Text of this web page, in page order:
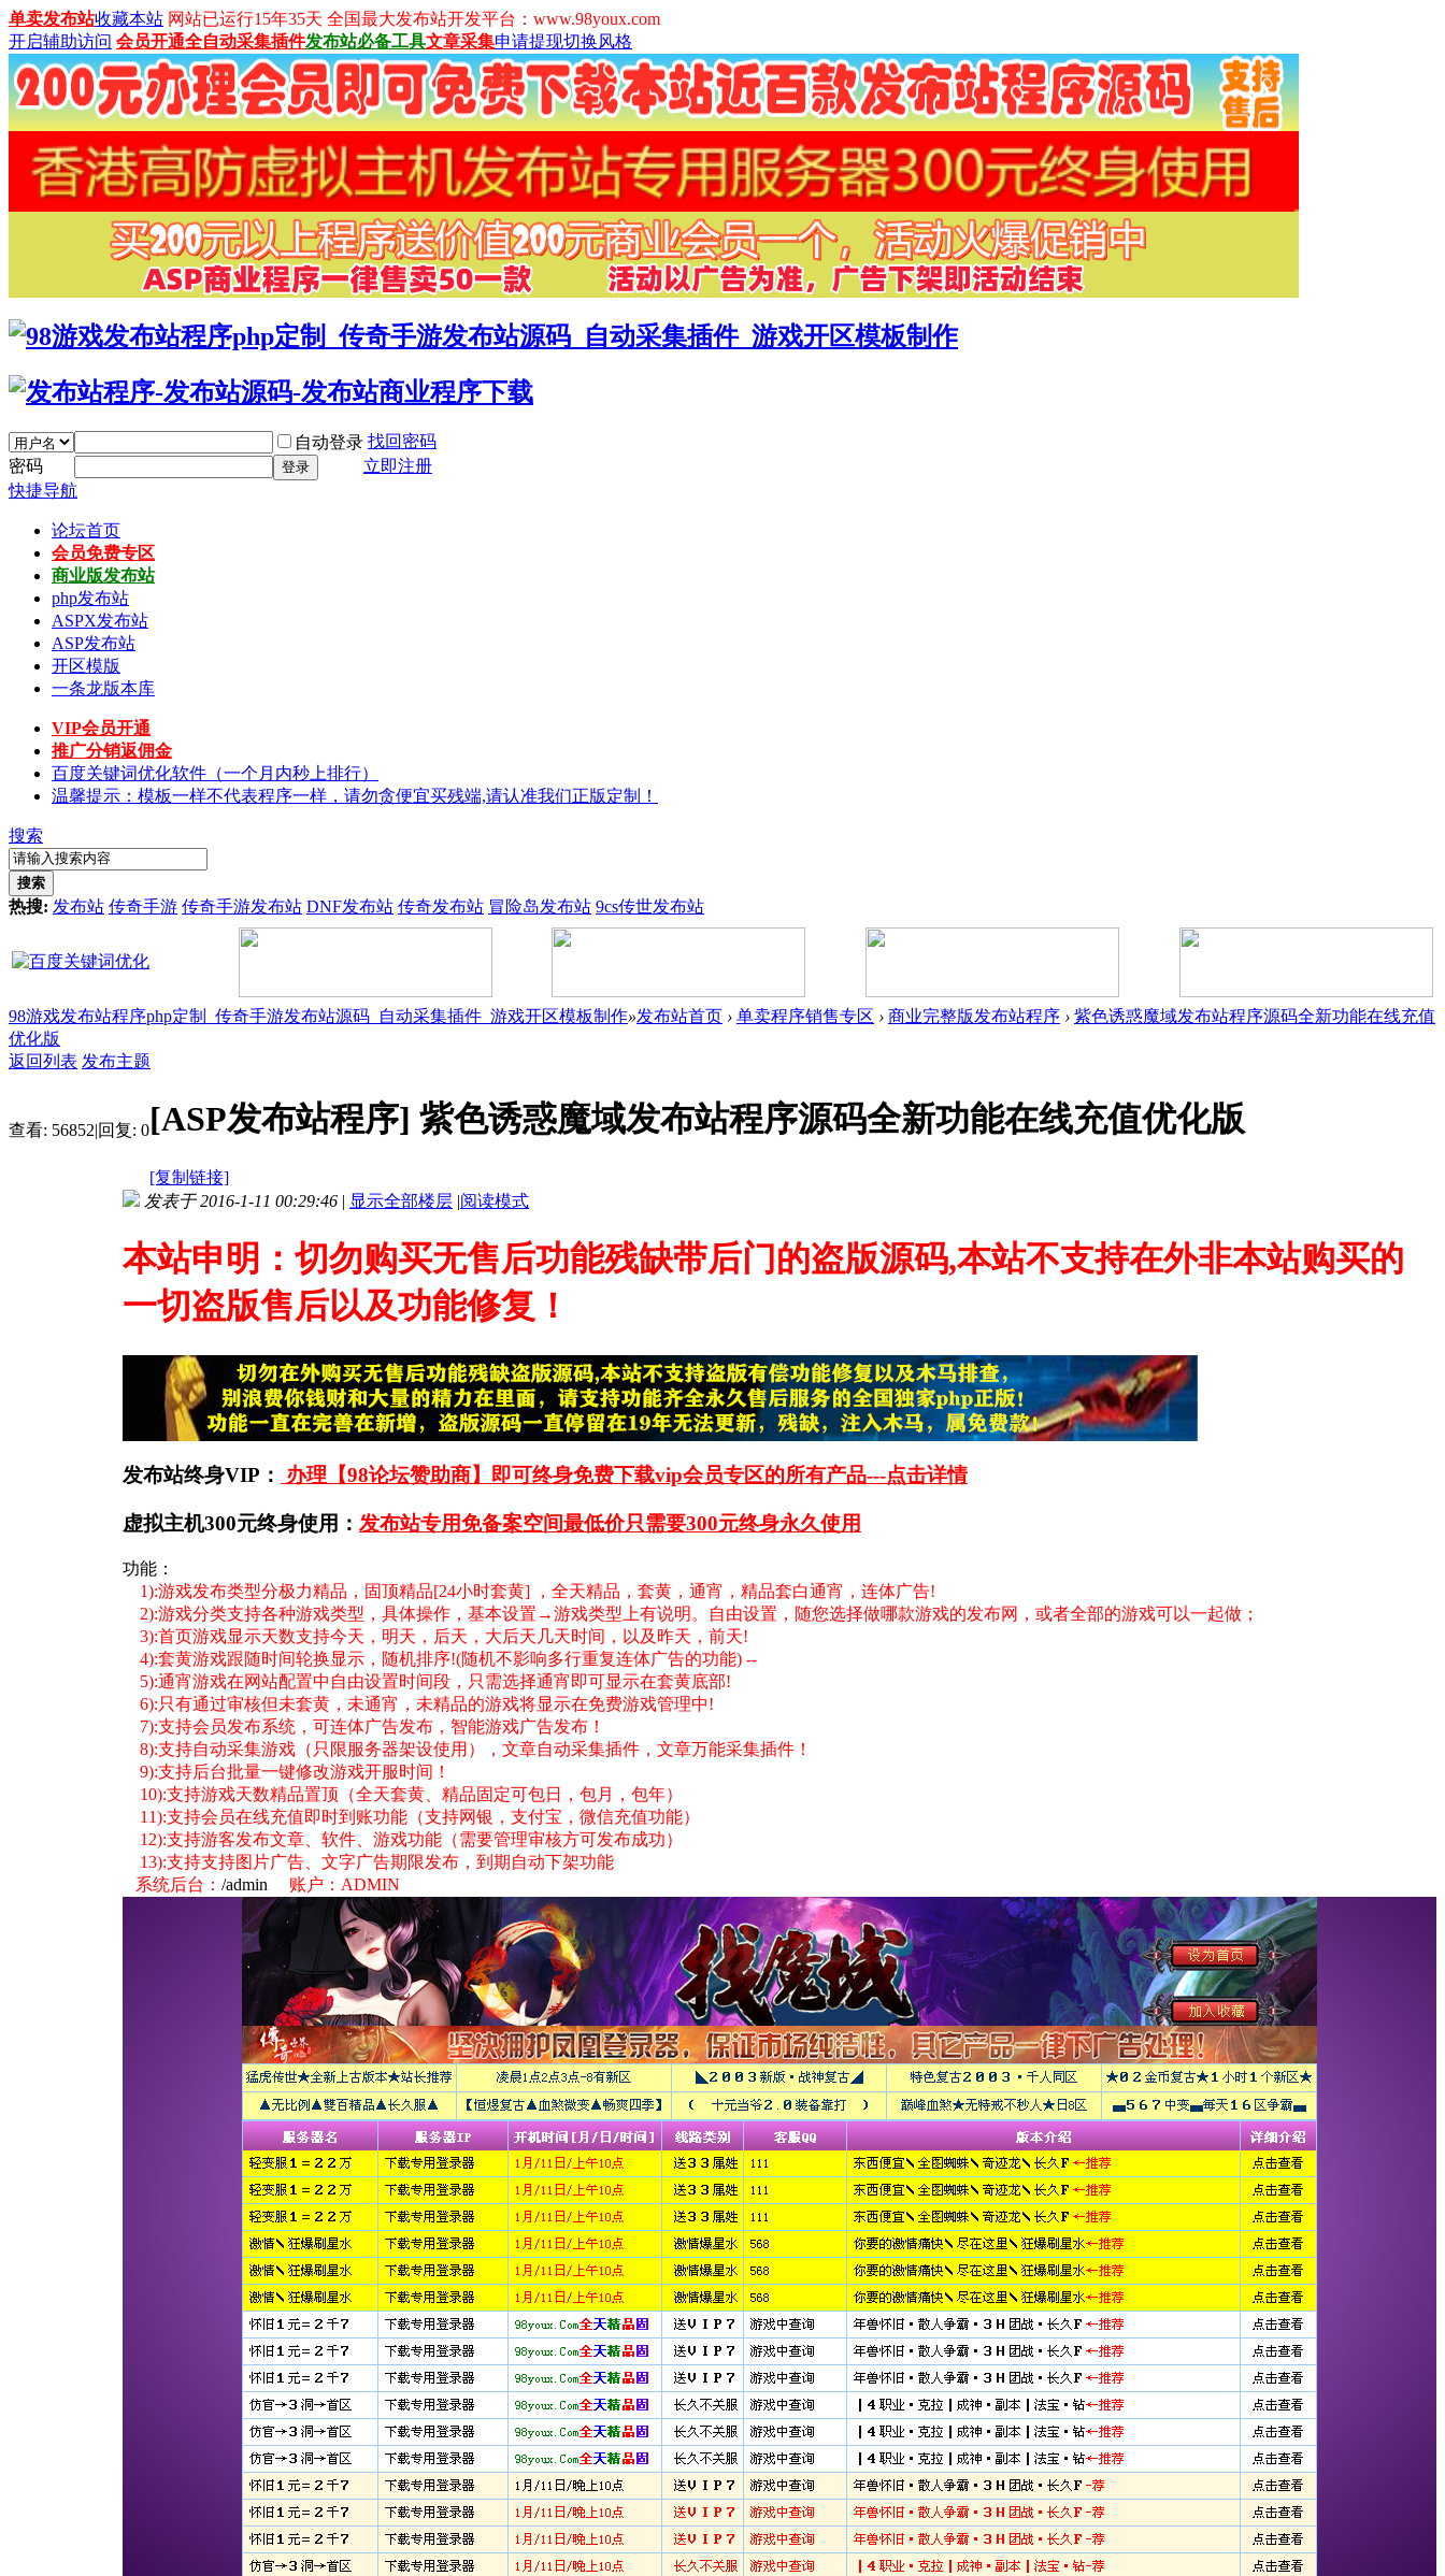
单卖发布站收藏本站 网站已运行15年35天 全国最大发布站开发平台：www.98youx.com
开启辅助访问 会员开通全自动采集插件发布站必备工具文章采集申请提现切换风格
自动登录 找回密码
密码
登录
立即注册
快捷导航
论坛首页
会员免费专区
商业版发布站
php发布站
ASPX发布站
ASP发布站
开区模版
一条龙版本库
VIP会员开通
推广分销返佣金
百度关键词优化软件（一个月内秒上排行）
温馨提示：模板一样不代表程序一样，请勿贪便宜买残端,请认准我们正版定制！
搜索
搜索
热搜: 发布站 传奇手游 传奇手游发布站 DNF发布站 传奇发布站 冒险岛发布站 9cs传世发布站
98游戏发布站程序php定制_传奇手游发布站源码_自动采集插件_游戏开区模板制作»发布站首页 › 单卖程序销售专区 › 商业完整版发布站程序 › 紫色诱惑魔域发布站程序源码全新功能在线充值
优化版
返回列表 发布主题
查看: 56852|回复: 0[ASP发布站程序] 紫色诱惑魔域发布站程序源码全新功能在线充值优化版
[复制链接]
发表于 2016-1-11 00:29:46 | 显示全部楼层 |阅读模式
本站申明：切勿购买无售后功能残缺带后门的盗版源码,本站不支持在外非本站购买的
一切盗版售后以及功能修复！
发布站终身VIP： 办理【98论坛赞助商】即可终身免费下载vip会员专区的所有产品---点击详情
虚拟主机300元终身使用： 发布站专用免备案空间最低价只需要300元终身永久使用
功能：
1):游戏发布类型分极力精品， 固顶精品[24小时套黄] ，全天精品，套黄，通宵，精品套白通宵， 连体广告!
2):游戏分类支持各种游戏类型，具体操作，基本设置→游戏类型上有说明。自由设置，随您选择做哪款游戏的发布网，或者全部的游戏可以一起做；
3):首页游戏显示天数支持今天，明天，后天，大后天几天时间，以及昨天，前天!
4):套黄游戏跟随时间轮换显示，随机排序!(随机不影响多行重复连体广告的功能) --
5):通宵游戏在网站配置中自由设置时间段，只需选择通宵即可显示在套黄底部!
6):只有通过审核但未套黄，未通宵，未精品的游戏将显示在免费游戏管理中!
7):支持会员发布系统，可连体广告发布，智能游戏广告发布！
8):支持自动采集游戏（只限服务器架设使用），文章自动采集插件，文章万能采集插件！
9):支持后台批量一键修改游戏开服时间！
10):支持游戏天数精品置顶（全天套黄、精品固定可包日，包月，包年）
11):支持会员在线充值即时到账功能（支持网银，支付宝，微信充值功能）
12):支持游客发布文章、软件、游戏功能（需要管理审核方可发布成功）
13):支持支持图片广告、文字广告期限发布，到期自动下架功能
系统后台： /admin 账户：ADMIN